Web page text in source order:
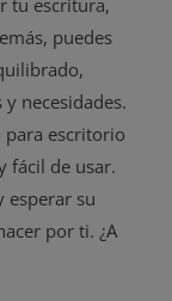
tu escritura,
puedes
necesidades.
para escritorio
fácil de usar.
esperar su
por ti. ¿A